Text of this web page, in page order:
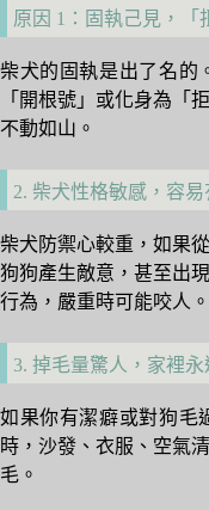
原因 1：固執己見，「
柴犬的固執是出了名的
「開根號」或化身為「
不動如山。
2. 柴犬性格敏感，容易
柴犬防禦心較重，如果
狗狗產生敵意，甚至出
行為，嚴重時可能咬人。
3. 掉毛量驚人，家裡永
如果你有潔癖或對狗毛
時，沙發、衣服、空氣
毛。